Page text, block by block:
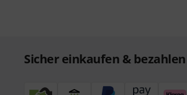
Sicher einkaufen & bezahlen